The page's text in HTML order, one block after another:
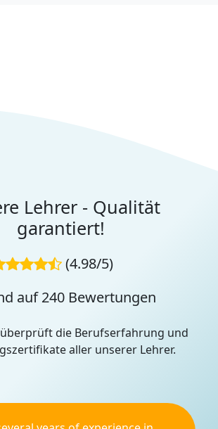
Lehrer - Qualität
garantiert!
(4.98/5)
auf 240 Bewertungen
überprüft die Berufserfahrung und
aller unserer Lehrer.